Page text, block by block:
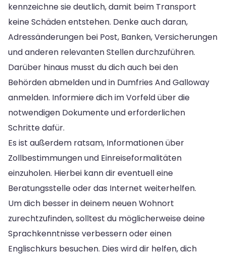
kennzeichne sie deutlich, damit beim Transport
keine Schäden entstehen. Denke auch daran,
Adressänderungen bei Post, Banken, Versicherungen
und anderen relevanten Stellen durchzuführen.
Darüber hinaus musst du dich auch bei den
Behörden abmelden und in Dumfries And Galloway
anmelden. Informiere dich im Vorfeld über die
notwendigen Dokumente und erforderlichen
Schritte dafür.
Es ist außerdem ratsam, Informationen über
Zollbestimmungen und Einreiseformalitäten
einzuholen. Hierbei kann dir eventuell eine
Beratungsstelle oder das Internet weiterhelfen.
Um dich besser in deinem neuen Wohnort
zurechtzufinden, solltest du möglicherweise deine
Sprachkenntnisse verbessern oder einen
Englischkurs besuchen. Dies wird dir helfen, dich